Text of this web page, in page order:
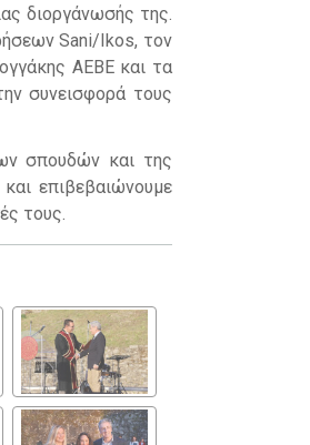
διοργάνωσής της.
Sani/Ikos, τον
ΑΕΒΕ και τα
συνεισφορά τους
σπουδών και της
επιβεβαιώνουμε
τους.